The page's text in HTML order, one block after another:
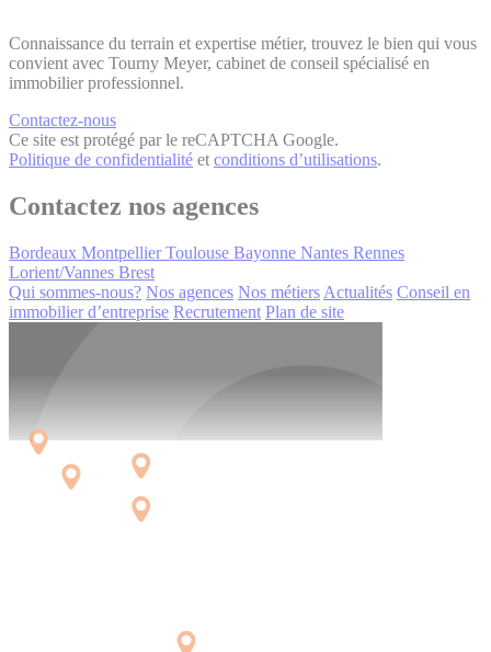
Connaissance du terrain et expertise métier, trouvez le bien qui vous
convient avec Tourny Meyer, cabinet de conseil spécialisé en
immobilier professionnel.
Contactez-nous
Ce site est protégé par le reCAPTCHA Google.
Politique de confidentialité et conditions d’utilisations.
Contactez nos agences
Bordeaux Montpellier Toulouse Bayonne Nantes Rennes
Lorient/Vannes Brest
Qui sommes-nous? Nos agences Nos métiers Actualités Conseil en
immobilier d’entreprise Recrutement Plan de site